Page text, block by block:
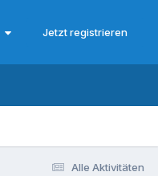
Jetzt registrieren
Alle Aktivitäten